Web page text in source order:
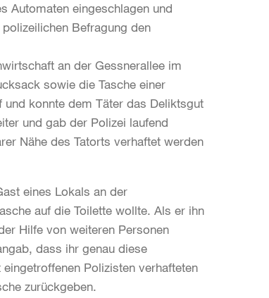
Automaten eingeschlagen und
Befragung den
an der Gessnerallee im
sowie die Tasche einer
konnte dem Täter das Deliktsgut
und gab der Polizei laufend
Nähe des Tatorts verhaftet werden
eines Lokals an der
auf die Toilette wollte. Als er ihn
Hilfe von weiteren Personen
dass ihr genau diese
Polizisten verhafteten
zurückgeben.